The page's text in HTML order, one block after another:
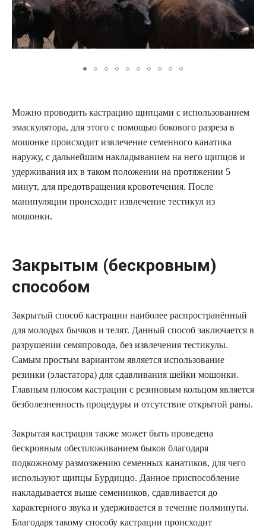
Можно проводить кастрацию щипцами с использованием
эмаскулятора, для этого с помощью бокового разреза в
мошонке происходит извлечение семенного канатика
наружу, с дальнейшим накладыванием на него щипцов и
удерживания их в таком положении на протяжении 5
минут, для предотвращения кровотечения. После
манипуляции происходит извлечение тестикул из
мошонки.
Закрытым (бескровным)
способом
Закрытый способ кастрации наиболее распространённый
для молодых бычков и телят. Данный способ заключается в
разрушении семяпровода, без извлечения тестикулы.
Самым простым вариантом является использование
резинки (эластатора) для сдавливания шейки мошонки.
Главным плюсом кастрации с резиновым кольцом является
безболезненность процедуры и отсутствие открытой раны.
Закрытая кастрация также может быть проведена
бескровным обеспложиванием быков благодаря
подкожному размозжению семенных канатиков, для чего
используют щипцы Бурдиццо. Данное приспособление
накладывается выше семенников, сдавливается до
характерного звука и удерживается в течение полминуты.
Благодаря такому способу кастрации происходит